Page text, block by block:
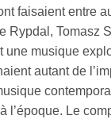
faisaient entre
Rypdal, Tomasz
une musique
autant de
l’époque. Le